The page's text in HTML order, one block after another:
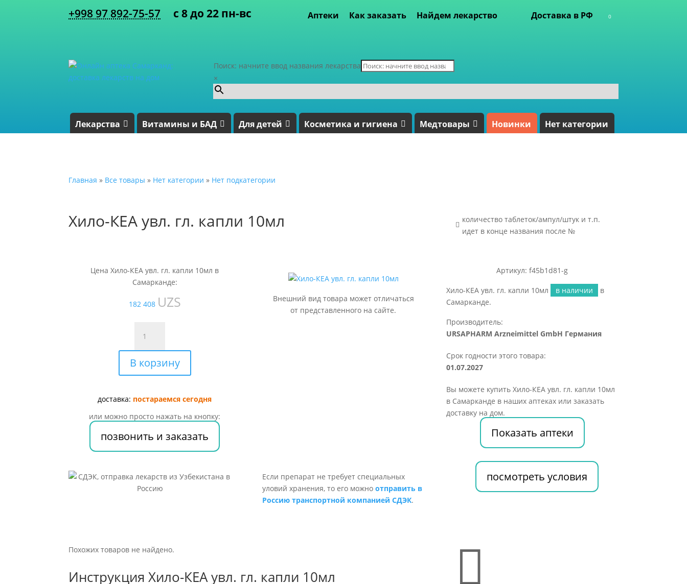
+998 97 892-75-57 с 8 до 22 пн-вс Аптеки Как заказать Найдем лекарство Доставка в РФ 0
Поиск: начните ввод названия лекарства
×
Лекарства Витамины и БАД Для детей Косметика и гигиена Медтовары Новинки Нет категории
Главная » Все товары » Нет категории » Нет подкатегории
Хило-КЕА увл. гл. капли 10мл 
количество таблеток/ампул/штук и т.п.
идет в конце названия после №
Цена Хило-КЕА увл. гл. капли 10мл в
Самарканде:
182 408 UZS
товара
Хило-
КЕА
увл.
капли
В корзину
доставка: постараемся сегодня
или можно просто нажать на кнопку:
позвонить и заказать
Внешний вид товара может отличаться
от представленного на сайте.
Артикул: f45b1d81-g
Хило-КЕА увл. гл. капли 10мл в наличии
в
Самарканде.
Производитель:
URSAPHARM Arzneimittel GmbH Германия
Срок годности этого товара:
01.07.2027
Вы можете купить Хило-КЕА увл. гл. капли 10мл
в Самарканде в наших аптеках или заказать
доставку на дом.
Показать аптеки
Если препарат не требует специальных
уловий хранения, то его можно отправить в
Россию транспортной компанией СДЭК.
посмотреть условия
Похожих товаров не найдено.
Инструкция Хило-КЕА увл. гл. капли 10мл 